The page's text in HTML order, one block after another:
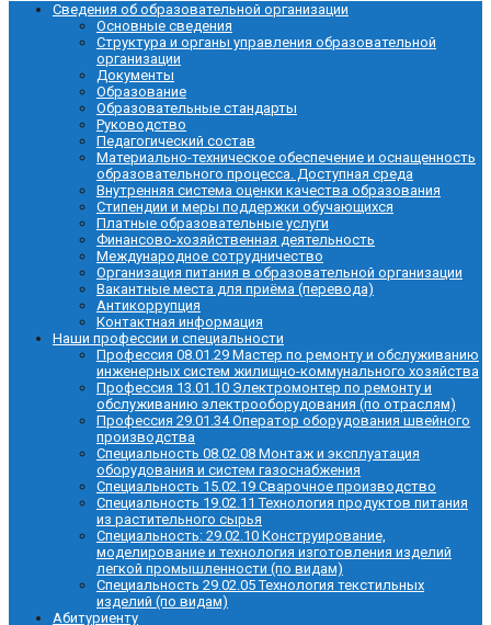
Сведения об образовательной организации
Основные сведения
Структура и органы управления образовательной
организации
Документы
Образование
Образовательные стандарты
Руководство
Педагогический состав
Материально-техническое обеспечение и оснащенность
образовательного процесса. Доступная среда
Внутренняя система оценки качества образования
Стипендии и меры поддержки обучающихся
Платные образовательные услуги
Финансово-хозяйственная деятельность
Международное сотрудничество
Организация питания в образовательной организации
Вакантные места для приёма (перевода)
Антикоррупция
Контактная информация
Наши профессии и специальности
Профессия 08.01.29 Мастер по ремонту и обслуживанию
инженерных систем жилищно-коммунального хозяйства
Профессия 13.01.10 Электромонтер по ремонту и
обслуживанию электрооборудования (по отраслям)
Профессия 29.01.34 Оператор оборудования швейного
производства
Специальность 08.02.08 Монтаж и эксплуатация
оборудования и систем газоснабжения
Специальность 15.02.19 Сварочное производство
Специальность 19.02.11 Технология продуктов питания
из растительного сырья
Специальность: 29.02.10 Конструирование,
моделирование и технология изготовления изделий
легкой промышленности (по видам)
Специальность 29.02.05 Технология текстильных
изделий (по видам)
Абитуриенту